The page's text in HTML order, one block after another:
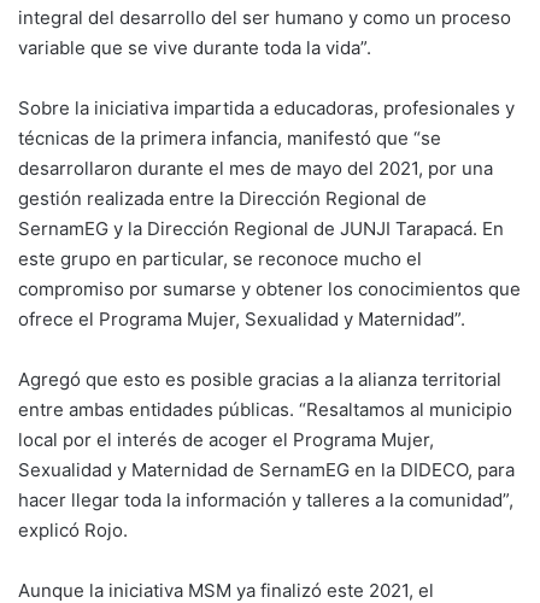
integral del desarrollo del ser humano y como un proceso
variable que se vive durante toda la vida”.
Sobre la iniciativa impartida a educadoras, profesionales y
técnicas de la primera infancia, manifestó que “se
desarrollaron durante el mes de mayo del 2021, por una
gestión realizada entre la Dirección Regional de
SernamEG y la Dirección Regional de JUNJI Tarapacá. En
este grupo en particular, se reconoce mucho el
compromiso por sumarse y obtener los conocimientos que
ofrece el Programa Mujer, Sexualidad y Maternidad”.
Agregó que esto es posible gracias a la alianza territorial
entre ambas entidades públicas. “Resaltamos al municipio
local por el interés de acoger el Programa Mujer,
Sexualidad y Maternidad de SernamEG en la DIDECO, para
hacer llegar toda la información y talleres a la comunidad”,
explicó Rojo.
Aunque la iniciativa MSM ya finalizó este 2021, el